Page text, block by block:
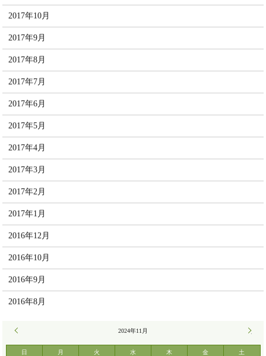
2017年10月
2017年9月
2017年8月
2017年7月
2017年6月
2017年5月
2017年4月
2017年3月
2017年2月
2017年1月
2016年12月
2016年10月
2016年9月
2016年8月
2024年11月
日 月 火 水 木 金 土
12月